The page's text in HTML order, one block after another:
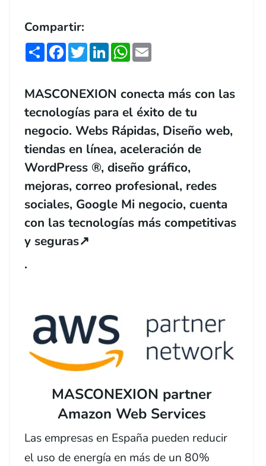
Compartir:
ShareFacebook
TwitterLinkedInWhatsApp
MASCONEXION conecta más con las
tecnologías para el éxito de tu
negocio. Webs Rápidas, Diseño web,
tiendas en línea, aceleración de
WordPress ®, diseño gráfico,
mejoras, correo profesional, redes
sociales, Google Mi negocio, cuenta
con las tecnologías más competitivas
y seguras↗️
.
MASCONEXION partner
Amazon Web Services
Las empresas en España pueden reducir
el uso de energía en más de un 80%